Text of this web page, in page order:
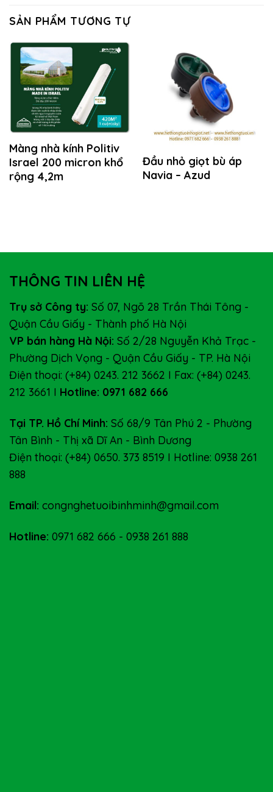
SẢN PHẨM TƯƠNG TỰ
Màng nhà kính Politiv
Israel 200 micron khổ
rộng 4,2m
Đầu nhỏ giọt bù áp
Navia – Azud
THÔNG TIN LIÊN HỆ
Trụ sở Công ty: Số 07, Ngõ 28 Trần Thái Tông -
Quận Cầu Giấy - Thành phố Hà Nội
VP bán hàng Hà Nội: Số 2/28 Nguyễn Khả Trạc -
Phường Dịch Vọng - Quận Cầu Giấy - TP. Hà Nội
Điện thoại: (+84) 0243. 212 3662 I Fax: (+84) 0243.
212 3661 I Hotline: 0971 682 666
Tại TP. Hồ Chí Minh: Số 68/9 Tân Phú 2 - Phường
Tân Bình - Thị xã Dĩ An - Bình Dương
Điện thoại: (+84) 0650. 373 8519 I Hotline: 0938 261
888
Email: congnghetuoibinhminh@gmail.com
Hotline: 0971 682 666 - 0938 261 888